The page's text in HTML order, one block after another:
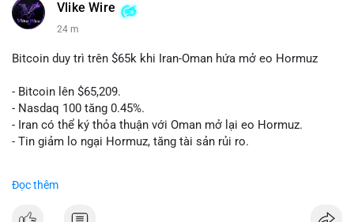
Vlike Wire
24 m
Bitcoin duy trì trên $65k khi Iran-Oman hứa mở eo Hormuz
- Bitcoin lên $65,209.
- Nasdaq 100 tăng 0.45%.
- Iran có thể ký thỏa thuận với Oman mở lại eo Hormuz.
- Tin giảm lo ngại Hormuz, tăng tài sản rủi ro.
Đọc thêm